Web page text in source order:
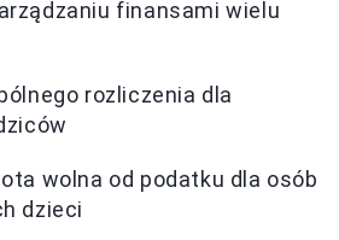
finansami wielu
rozliczenia dla
wolna od podatku dla osób
dzieci